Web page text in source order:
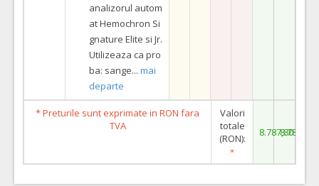
analizorul autom
at Hemochron Si
gnature Elite si Jr.
Utilizeaza ca pro
ba: sange... mai
departe
* Preturile sunt exprimate in RON fara
TVA
Valori
totale
(RON):
*
8.787,808.787,80